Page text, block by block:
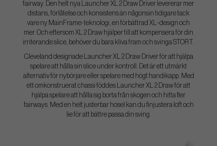
fairway. Den helt nya Launcher XL 2 Draw Driver levererar mer
distans, förlåtelse och konsistens än någonsin tidigare tack
vare ny MainFrame-teknologi, en förbättrad XL-design och
mer. Och eftersom XL 2 Draw hjälper till att kompensera för din
irriterande slice, behöver du bara kliva fram och svinga STORT.
Cleveland designade Launcher XL 2 Draw Driver för att hjälpa
spelare att hålla sin slice under kontroll. Det är ett utmärkt
alternativ för nybörjare eller spelare med högt handikapp. Med
ett omkonstruerat chassi föddes Launcher XL 2 Draw för att
hjälpa spelare att hålla sig borta från skogen och hitta fler
fairways. Med en helt justerbar hosel kan du finjustera loft och
lie för att bättre passa din sving.